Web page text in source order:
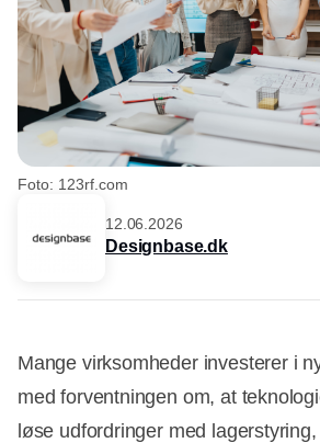
Foto: 123rf.com
12.06.2026
Designbase.dk
Mange virksomheder investerer i
med forventningen om, at
løse udfordringer med